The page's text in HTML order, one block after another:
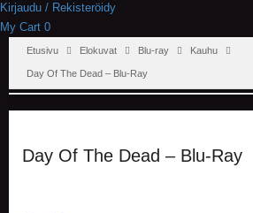
Kirjaudu / Rekisteröidy
My Cart 0
Etusivu Elokuvat Blu-ray Kauhu
Day Of The Dead – Blu-Ray
Day Of The Dead – Blu-Ray